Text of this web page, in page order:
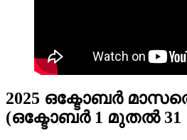
2025 ഒക്ടോബർ
(ഒക്ടോബർ 1 മുതൽ 31